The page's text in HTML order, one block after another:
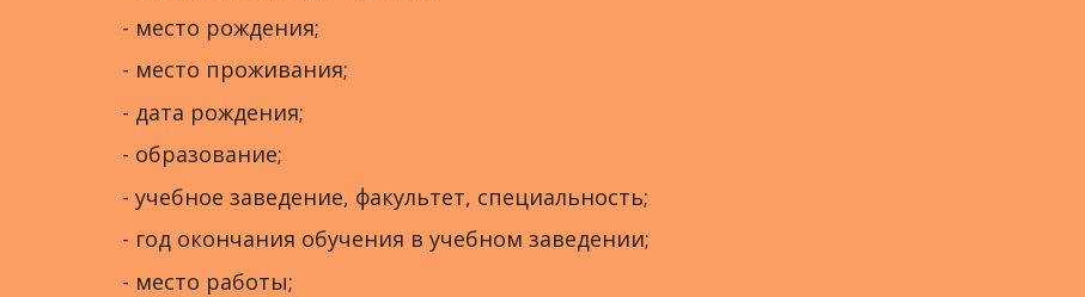
- место рождения;
- место проживания;
- дата рождения;
- образование;
- учебное заведение, факультет, специальность;
- год окончания обучения в учебном заведении;
- место работы;